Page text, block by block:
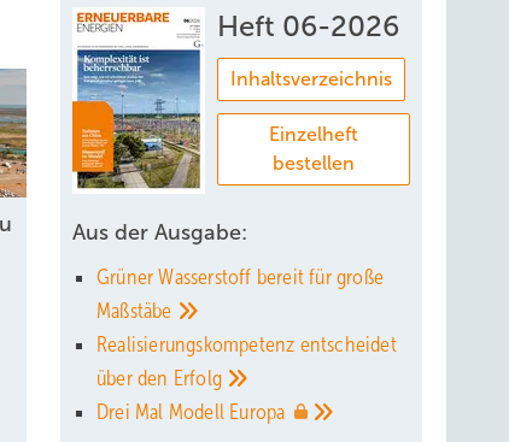
Heft 06-2026
Inhaltsverzeichnis
Einzelheft
bestellen
Aus der Ausgabe:
Grüner Wasserstoff bereit für große
Maßstäbe
Realisierungskompetenz entscheidet
über den Erfolg
Drei Mal Modell Europa